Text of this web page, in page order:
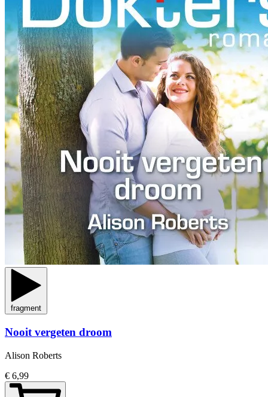
fragment
Nooit vergeten droom
Alison Roberts
€ 6,99